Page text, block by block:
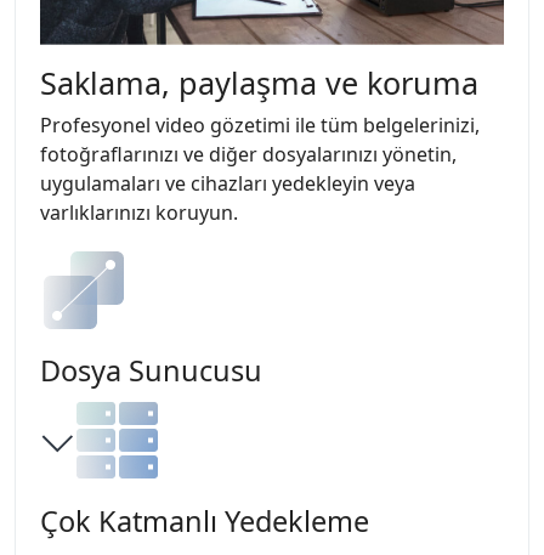
Saklama, paylaşma ve koruma
Profesyonel video gözetimi ile tüm belgelerinizi,
fotoğraflarınızı ve diğer dosyalarınızı yönetin,
uygulamaları ve cihazları yedekleyin veya
varlıklarınızı koruyun.
Dosya Sunucusu
Çok Katmanlı Yedekleme